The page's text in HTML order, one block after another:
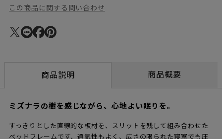
この商品に関する問い合わせ
商品説明 商品概要
ミズナラの樹を感じながら、心地よい眠りを。
すっきりとした直線的な板材を、スリットを残して組み合わせた
ベッドフレームです、通気性もよく、広さの限られた寝室でも圧